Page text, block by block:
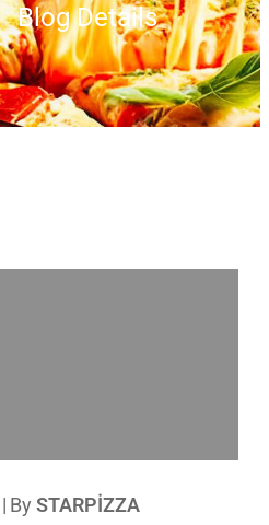
Blog Details
| By STARPIZZA